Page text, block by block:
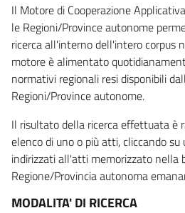
Il Motore di Cooperazione
le Regioni/Province autonome
ricerca all'interno dell'intero corpus
motore è alimentato
normativi regionali resi disponibili
Regioni/Province autonome.
Il risultato della ricerca effettuata è
elenco di uno o più atti, cliccando su
indirizzati all'atti memorizzato nella
Regione/Provincia autonoma
MODALITA' DI RICERCA